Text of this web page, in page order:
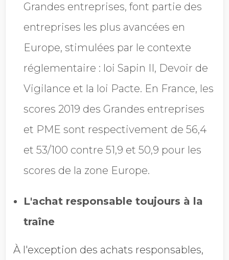
Grandes entreprises, font partie des
entreprises les plus avancées en
Europe, stimulées par le contexte
réglementaire : loi Sapin II, Devoir de
Vigilance et la loi Pacte. En France, les
scores 2019 des Grandes entreprises
et PME sont respectivement de 56,4
et 53/100 contre 51,9 et 50,9 pour les
scores de la zone Europe.
L'achat responsable toujours à la
traîne
À l'exception des achats responsables,